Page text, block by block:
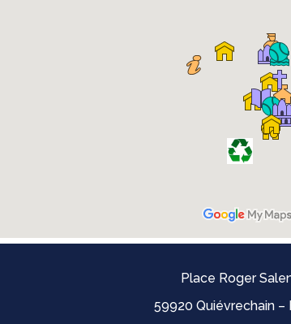
Place Roger
59920 Quiévrechain –